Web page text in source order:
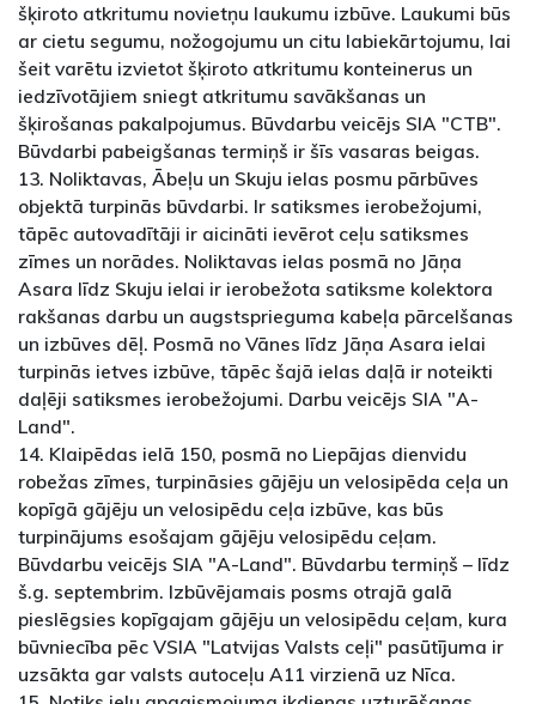
šķiroto atkritumu novietņu laukumu izbūve. Laukumi būs
ar cietu segumu, nožogojumu un citu labiekārtojumu, lai
šeit varētu izvietot šķiroto atkritumu konteinerus un
iedzīvotājiem sniegt atkritumu savākšanas un
šķirošanas pakalpojumus. Būvdarbu veicējs SIA "CTB".
Būvdarbi pabeigšanas termiņš ir šīs vasaras beigas.
13. Noliktavas, Ābeļu un Skuju ielas posmu pārbūves
objektā turpinās būvdarbi. Ir satiksmes ierobežojumi,
tāpēc autovadītāji ir aicināti ievērot ceļu satiksmes
zīmes un norādes. Noliktavas ielas posmā no Jāņa
Asara līdz Skuju ielai ir ierobežota satiksme kolektora
rakšanas darbu un augstsprieguma kabeļa pārcelšanas
un izbūves dēļ. Posmā no Vānes līdz Jāņa Asara ielai
turpinās ietves izbūve, tāpēc šajā ielas daļā ir noteikti
daļēji satiksmes ierobežojumi. Darbu veicējs SIA "A-
Land".
14. Klaipēdas ielā 150, posmā no Liepājas dienvidu
robežas zīmes, turpināsies gājēju un velosipēda ceļa un
kopīgā gājēju un velosipēdu ceļa izbūve, kas būs
turpinājums esošajam gājēju velosipēdu ceļam.
Būvdarbu veicējs SIA "A-Land". Būvdarbu termiņš – līdz
š.g. septembrim. Izbūvējamais posms otrajā galā
pieslēgsies kopīgajam gājēju un velosipēdu ceļam, kura
būvniecība pēc VSIA "Latvijas Valsts ceļi" pasūtījuma ir
uzsākta gar valsts autoceļu A11 virzienā uz Nīca.